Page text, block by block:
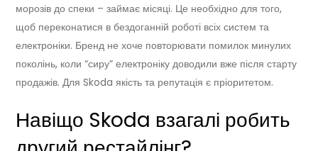
морозів до спеки – займає місяці. Це необхідно для того,
щоб переконатися в бездоганній роботі всіх систем та
електроніки. Бренд не хоче повторювати помилок минулих
поколінь, коли “сиру” електроніку доводили вже після старту
продажів. Для Skoda якість та репутація є пріоритетом.
Навіщо Skoda взагалі робить